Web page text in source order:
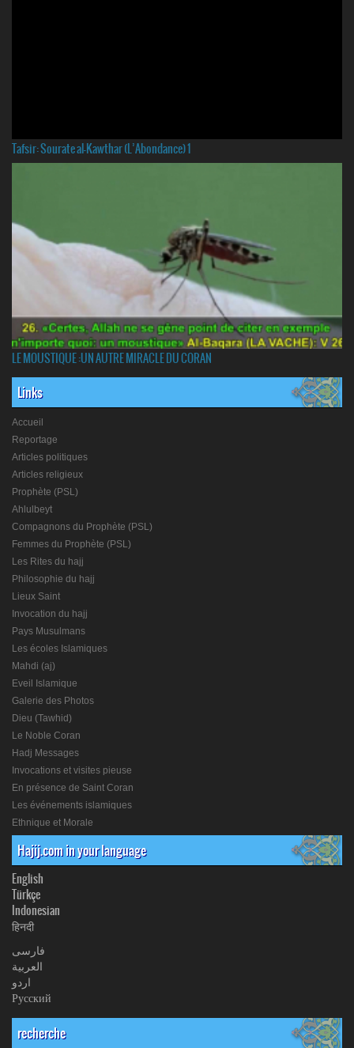
Tafsir: Sourate al-Kawthar (L’Abondance) 1
LE MOUSTIQUE :UN AUTRE MIRACLE DU CORAN
Links
Accueil
Reportage
Articles politiques
Articles religieux
Prophète (PSL)
Ahlulbeyt
Compagnons du Prophète (PSL)
Femmes du Prophète (PSL)
Les Rites du hajj
Philosophie du hajj
Lieux Saint
Invocation du hajj
Pays Musulmans
Les écoles Islamiques
Mahdi (aj)
Eveil Islamique
Galerie des Photos
Dieu (Tawhid)
Le Noble Coran
Hadj Messages
Invocations et visites pieuse
En présence de Saint Coran
Les événements islamiques
Ethnique et Morale
Hajij.com in your language
English
Türkçe
Indonesian
हिनदी
فارسی
العربیة
اردو
Русский
recherche